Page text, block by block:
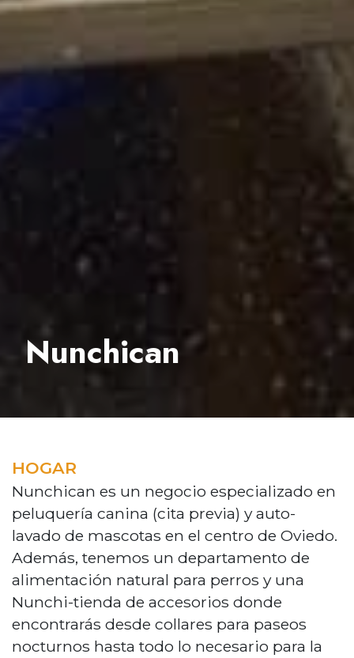
Nunchican
HOGAR
Nunchican es un negocio especializado en
peluquería canina (cita previa) y auto-
lavado de mascotas en el centro de Oviedo.
Además, tenemos un departamento de
alimentación natural para perros y una
Nunchi-tienda de accesorios donde
encontrarás desde collares para paseos
nocturnos hasta todo lo necesario para la